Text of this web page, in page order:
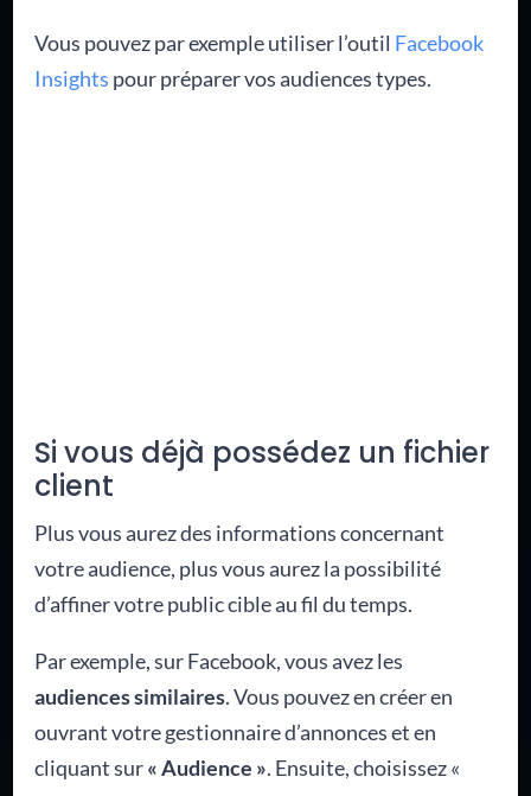
Vous pouvez par exemple utiliser l’outil Facebook
Insights pour préparer vos audiences types.
Si vous déjà possédez un fichier
client
Plus vous aurez des informations concernant
votre audience, plus vous aurez la possibilité
d’affiner votre public cible au fil du temps.
Par exemple, sur Facebook, vous avez les
audiences similaires. Vous pouvez en créer en
ouvrant votre gestionnaire d’annonces et en
cliquant sur« Audience ». Ensuite, choisissez «